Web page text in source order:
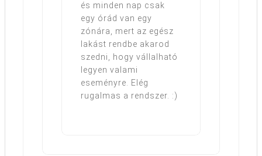
és minden nap csak
egy órád van egy
zónára, mert az egész
lakást rendbe akarod
szedni, hogy vállalható
legyen valami
eseményre. Elég
rugalmas a rendszer. :)